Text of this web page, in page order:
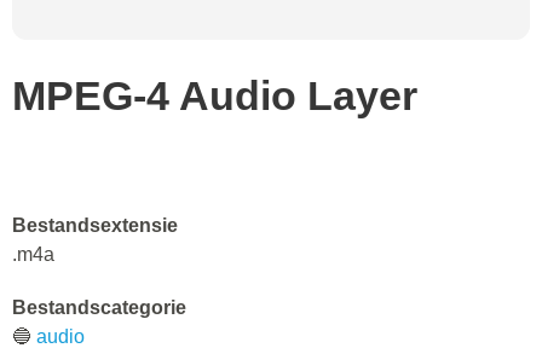
MPEG-4 Audio Layer
Bestandsextensie
.m4a
Bestandscategorie
🔵 audio